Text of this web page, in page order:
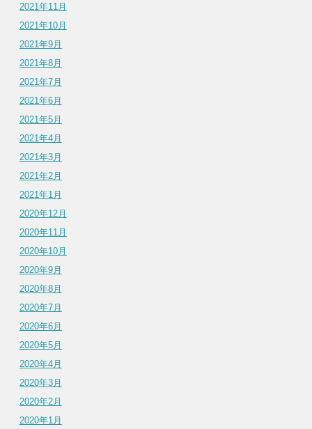
2021年11月
2021年10月
2021年9月
2021年8月
2021年7月
2021年6月
2021年5月
2021年4月
2021年3月
2021年2月
2021年1月
2020年12月
2020年11月
2020年10月
2020年9月
2020年8月
2020年7月
2020年6月
2020年5月
2020年4月
2020年3月
2020年2月
2020年1月